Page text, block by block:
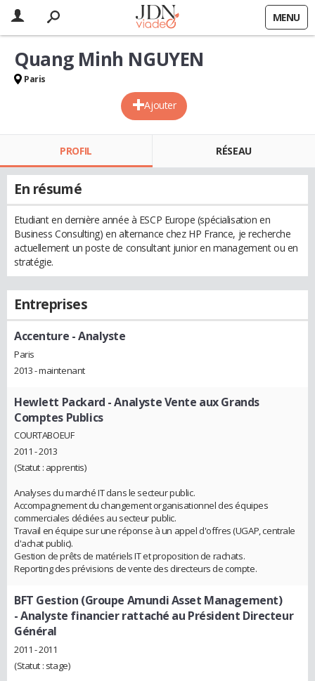
MENU
Ajouter
Quang Minh NGUYEN
Paris
PROFIL RÉSEAU
En résumé
Etudiant en dernière année à ESCP Europe (spécialisation en
Business Consulting) en alternance chez HP France, je recherche
actuellement un poste de consultant junior en management ou en
stratégie.
Entreprises
Accenture - Analyste
Paris
2013 - maintenant
Hewlett Packard - Analyste Vente aux Grands
Comptes Publics
COURTABOEUF
2011 - 2013
(Statut : apprentis)
Analyses du marché IT dans le secteur public.
Accompagnement du changement organisationnel des équipes
commerciales dédiées au secteur public.
Travail en équipe sur une réponse à un appel d'offres (UGAP, centrale
d'achat public).
Gestion de prêts de matériels IT et proposition de rachats.
Reporting des prévisions de vente des directeurs de compte.
BFT Gestion (Groupe Amundi Asset Management)
- Analyste financier rattaché au Président Directeur
Général
2011 - 2011
(Statut : stage)